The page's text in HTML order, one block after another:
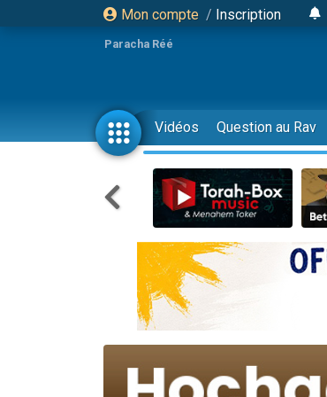
Mon compte / Inscription
Paracha Réé
Vidéos Question au Rav